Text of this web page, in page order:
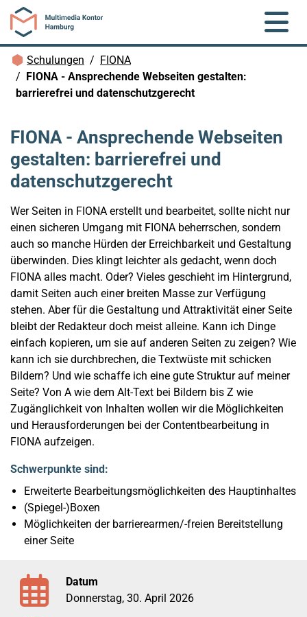
Zum Hauptinhalt springen
Brotkrümelnavigation
Schulungen
FIONA
FIONA - Ansprechende Webseiten gestalten:
barrierefrei und datenschutzgerecht
FIONA - Ansprechende Webseiten
gestalten: barrierefrei und
datenschutzgerecht
Wer Seiten in FIONA erstellt und bearbeitet, sollte nicht nur
einen sicheren Umgang mit FIONA beherrschen, sondern
auch so manche Hürden der Erreichbarkeit und Gestaltung
überwinden. Dies klingt leichter als gedacht, wenn doch
FIONA alles macht. Oder? Vieles geschieht im Hintergrund,
damit Seiten auch einer breiten Masse zur Verfügung
stehen. Aber für die Gestaltung und Attraktivität einer Seite
bleibt der Redakteur doch meist alleine. Kann ich Dinge
einfach kopieren, um sie auf anderen Seiten zu zeigen? Wie
kann ich sie durchbrechen, die Textwüste mit schicken
Bildern? Und wie schaffe ich eine gute Struktur auf meiner
Seite? Von A wie dem Alt-Text bei Bildern bis Z wie
Zugänglichkeit von Inhalten wollen wir die Möglichkeiten
und Herausforderungen bei der Contentbearbeitung in
FIONA aufzeigen.
Schwerpunkte sind:
Erweiterte Bearbeitungsmöglichkeiten des Hauptinhaltes
(Spiegel-)Boxen
Möglichkeiten der barrierearmen/-freien Bereitstellung
einer Seite
Datum
Donnerstag, 30. April 2026